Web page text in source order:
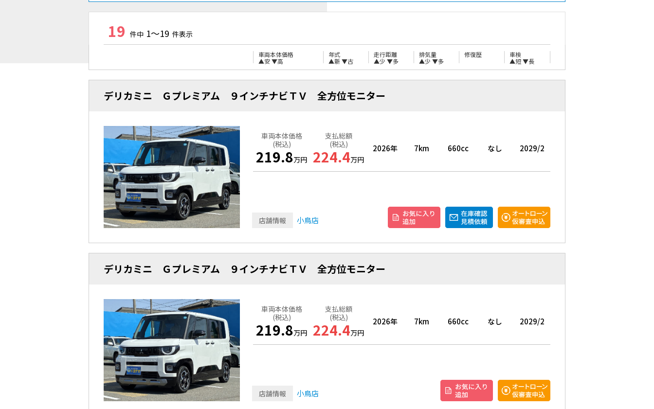
19 件中 1～19 件表示
車両本体価格
▲安▼高
年式
▲新▼古
走行距離
▲少 ▼多
排気量
▲少 ▼多
修復歴
車検
▲短▼長
デリカミニ Ｇプレミアム ９インチナビＴＶ 全方位モニター
車両本体価格
(税込)
219.8万円
支払総額
(税込)
224.4万円
2026年 7km 660cc なし 2029/2
店舗情報 小鳥店
デリカミニ Ｇプレミアム ９インチナビＴＶ 全方位モニター
車両本体価格
(税込)
219.8万円
支払総額
(税込)
224.4万円
2026年 7km 660cc なし 2029/2
店舗情報 小鳥店